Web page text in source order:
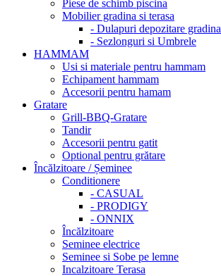
Piese de schimb piscina
Mobilier gradina si terasa
- Dulapuri depozitare gradina
- Sezlonguri si Umbrele
HAMMAM
Usi si materiale pentru hammam
Echipament hammam
Accesorii pentru hamam
Gratare
Grill-BBQ-Gratare
Tandir
Accesorii pentru gatit
Optional pentru grătare
Încălzitoare / Șeminee
Conditionere
- CASUAL
- PRODIGY
- ONNIX
Încălzitoare
Seminee electrice
Seminee si Sobe pe lemne
Incalzitoare Terasa